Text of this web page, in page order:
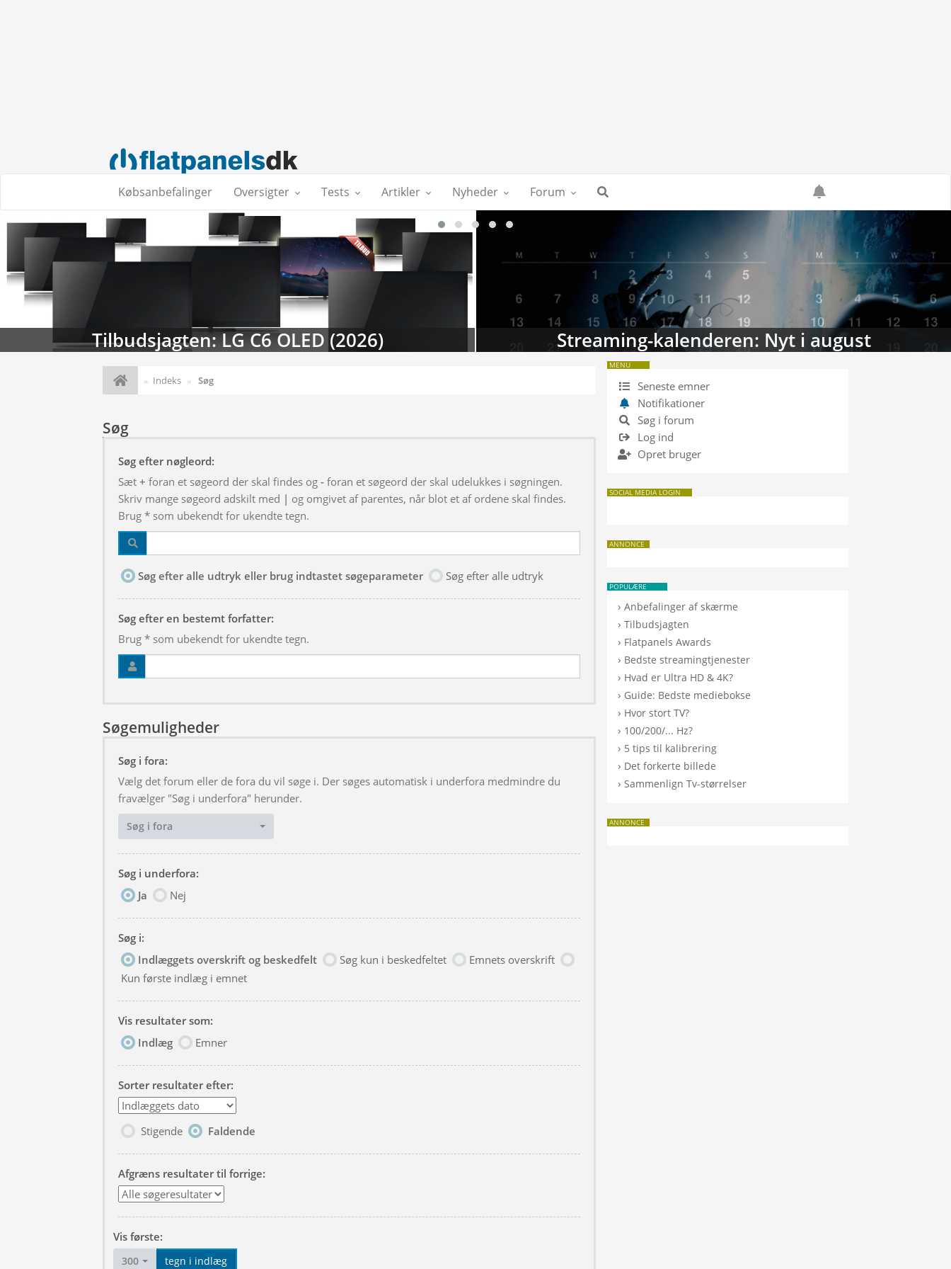
Købsanbefalinger Oversigter Tests Artikler Nyheder Forum
Tilbudsjagten: LG C6 OLED (2026) Streaming-kalenderen: Nyt i august
Indeks Søg
Søg
Søg efter nøgleord:
Sæt + foran et søgeord der skal findes og - foran et søgeord der skal udelukkes i søgningen.
Skriv mange søgeord adskilt med | og omgivet af parentes, når blot et af ordene skal findes.
Brug * som ubekendt for ukendte tegn.
Søg efter alle udtryk eller brug indtastet søgeparameter Søg efter alle udtryk
Søg efter en bestemt forfatter:
Brug * som ubekendt for ukendte tegn.
Søgemuligheder
Søg i fora:
Vælg det forum eller de fora du vil søge i. Der søges automatisk i underfora medmindre du
fravælger "Søg i underfora" herunder.
Søg i fora
Søg i underfora:
Ja
Nej
Søg i:
Indlæggets overskrift og beskedfelt
Søg kun i beskedfeltet
Emnets overskrift
Kun første indlæg i emnet
Vis resultater som:
Indlæg
Emner
Sorter resultater efter:
Stigende Faldende
Afgræns resultater til forrige:
Vis første:
300 tegn i indlæg
MENU
Seneste emner
Notifikationer
Søg i forum
Log ind
Opret bruger
SOCIAL MEDIA LOGIN
ANNONCE
POPULÆRE
›Anbefalinger af skærme
›Tilbudsjagten
› Flatpanels Awards
› Bedste streamingtjenester
› Hvad er Ultra HD & 4K?
› Guide: Bedste mediebokse
› Hvor stort TV?
› 100/200/... Hz?
› 5 tips til kalibrering
› Det forkerte billede
›Sammenlign Tv-størrelser
ANNONCE